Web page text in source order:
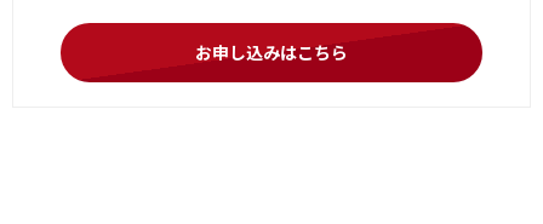
お申し込みはこちら